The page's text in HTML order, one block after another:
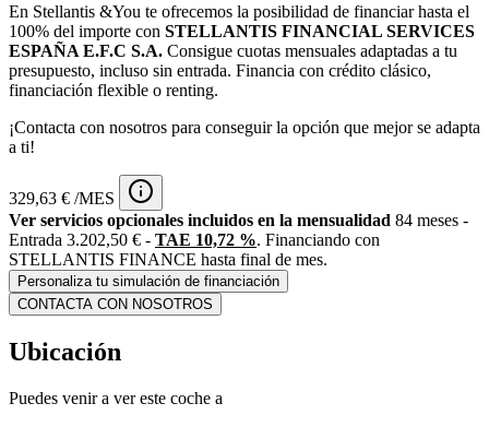
En Stellantis &You te ofrecemos la posibilidad de financiar hasta el
100% del importe con STELLANTIS FINANCIAL SERVICES
ESPAÑA E.F.C S.A. Consigue cuotas mensuales adaptadas a tu
presupuesto, incluso sin entrada. Financia con crédito clásico,
financiación flexible o renting.
¡Contacta con nosotros para conseguir la opción que mejor se adapta
a ti!
329,63 € /MES
Ver servicios opcionales incluidos en la mensualidad 84 meses -
Entrada 3.202,50 € - TAE 10,72 %. Financiando con
STELLANTIS FINANCE hasta final de mes.
Personaliza tu simulación de financiación
CONTACTA CON NOSOTROS
Ubicación
Puedes venir a ver este coche a